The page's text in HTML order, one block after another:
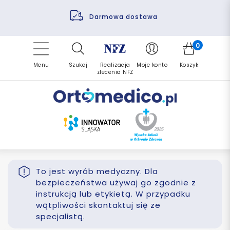
Darmowa dostawa
Pomoc fizjoterapeuty
Finansowanie PFRON
Refundacja NFZ
Zrealizuj zlecenie ponownie
Menu Szukaj
Realizacja
zlecenia NFZ
Moje konto
0
Koszyk
To jest wyrób medyczny. Dla
bezpieczeństwa używaj go zgodnie z
instrukcją lub etykietą. W przypadku
wątpliwości skontaktuj się ze
specjalistą.